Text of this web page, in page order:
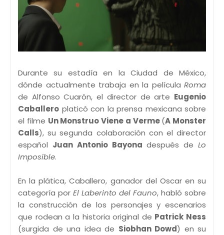
Durante su estadía en la Ciudad de México,
dónde actualmente trabaja en la película Roma
de Alfonso Cuarón, el director de arte Eugenio
Caballero platicó con la prensa mexicana sobre
el filme Un Monstruo Viene a Verme(A Monster
Calls), su segunda colaboración con el director
español Juan Antonio Bayona después deLo
Imposible.
En la plática, Caballero, ganador del Oscar en su
categoría por El Laberinto del Fauno, habló sobre
la construcción de los personajes y escenarios
que rodean a la historia original de Patrick Ness
(surgida de una idea de Siobhan Dowd) en su